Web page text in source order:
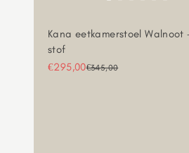
Kana eetkamerstoel Walnoot
stof
Aanbiedingsprijs
€295,00Normale prijs
€345,00